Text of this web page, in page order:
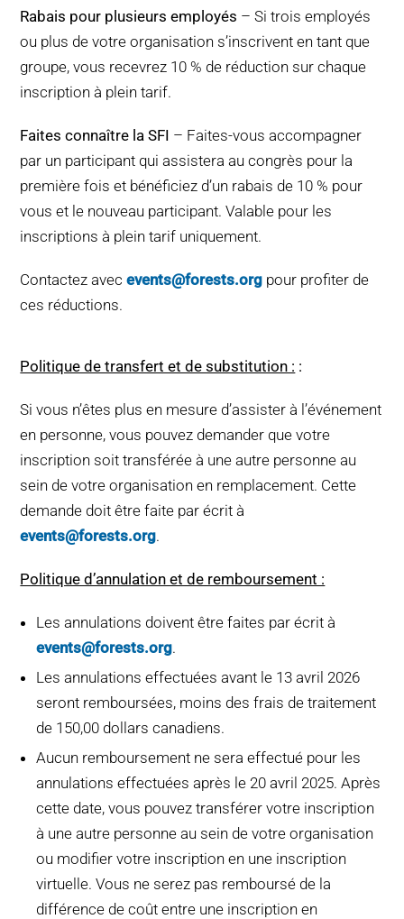
Rabais pour plusieurs employés – Si trois employés
ou plus de votre organisation s’inscrivent en tant que
groupe, vous recevrez 10 % de réduction sur chaque
inscription à plein tarif.
Faites connaître la SFI – Faites-vous accompagner
par un participant qui assistera au congrès pour la
première fois et bénéficiez d’un rabais de 10 % pour
vous et le nouveau participant. Valable pour les
inscriptions à plein tarif uniquement.
Contactez avecevents@forests.org pour profiter de
ces réductions.
Politique de transfert et de substitution : :
Si vous n’êtes plus en mesure d’assister à l’événement
en personne, vous pouvez demander que votre
inscription soit transférée à une autre personne au
sein de votre organisation en remplacement. Cette
demande doit être faite par écrit à
events@forests.org.
Politique d’annulation et de remboursement :
Les annulations doivent être faites par écrit à
events@forests.org.
Les annulations effectuées avant le 13 avril 2026
seront remboursées, moins des frais de traitement
de 150,00 dollars canadiens.
Aucun remboursement ne sera effectué pour les
annulations effectuées après le 20 avril 2025. Après
cette date, vous pouvez transférer votre inscription
à une autre personne au sein de votre organisation
ou modifier votre inscription en une inscription
virtuelle. Vous ne serez pas remboursé de la
différence de coût entre une inscription en